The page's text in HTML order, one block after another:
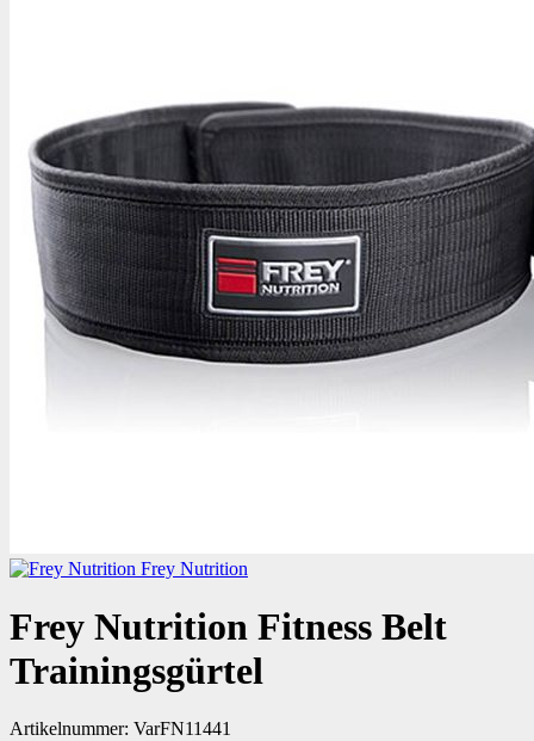
Frey Nutrition
Frey Nutrition Fitness Belt
Trainingsgürtel
Artikelnummer: VarFN11441